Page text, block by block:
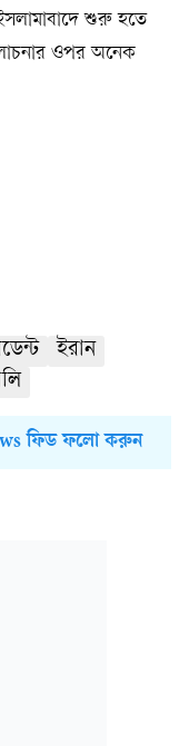
শুরু হতে
ওপর অনেক
ইরান
ফিড ফলো করুন